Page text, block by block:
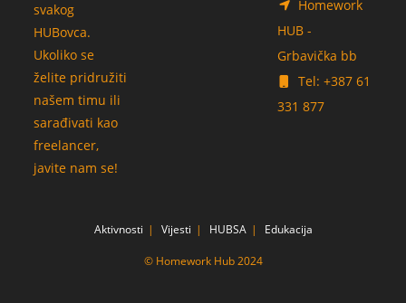
svakog
HUBovca.
Ukoliko se
želite pridružiti
našem timu ili
sarađivati kao
freelancer,
javite nam se!
Homework
HUB -
Grbavička bb
Tel: +387 61
331 877
Aktivnosti Vijesti HUBSA Edukacija
© Homework Hub 2024